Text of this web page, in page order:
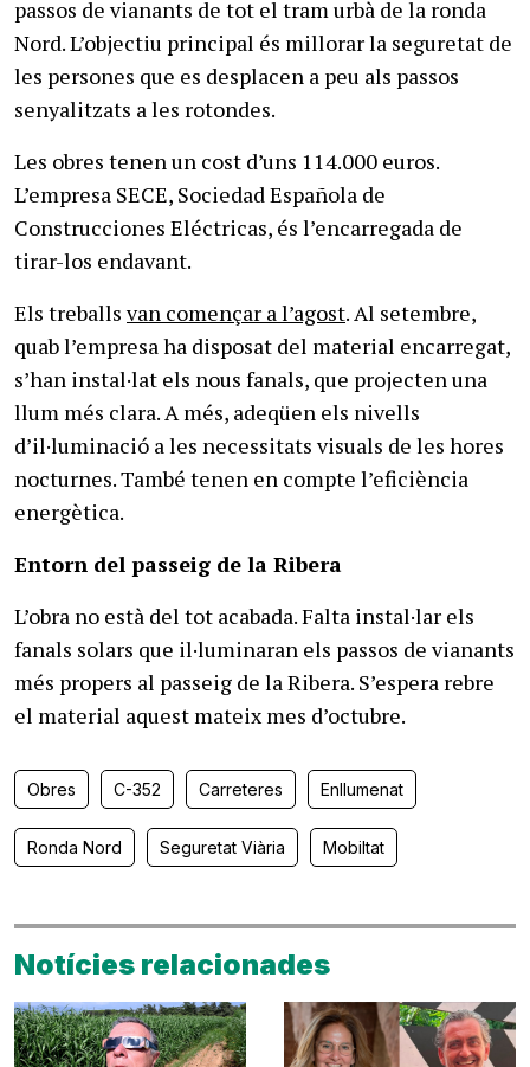
passos de vianants de tot el tram urbà de la ronda
Nord. L’objectiu principal és millorar la seguretat de
les persones que es desplacen a peu als passos
senyalitzats a les rotondes.
Les obres tenen un cost d’uns 114.000 euros.
L’empresa SECE, Sociedad Española de
Construcciones Eléctricas, és l’encarregada de
tirar-los endavant.
Els treballs van començar a l’agost. Al setembre,
quab l’empresa ha disposat del material encarregat,
s’han instal·lat els nous fanals, que projecten una
llum més clara. A més, adeqüen els nivells
d’il·luminació a les necessitats visuals de les hores
nocturnes. També tenen en compte l’eficiència
energètica.
Entorn del passeig de la Ribera
L’obra no està del tot acabada. Falta instal·lar els
fanals solars que il·luminaran els passos de vianants
més propers al passeig de la Ribera. S’espera rebre
el material aquest mateix mes d’octubre.
Obres C-352 Carreteres Enllumenat
Ronda Nord Seguretat Viària Mobiltat
Notícies relacionades